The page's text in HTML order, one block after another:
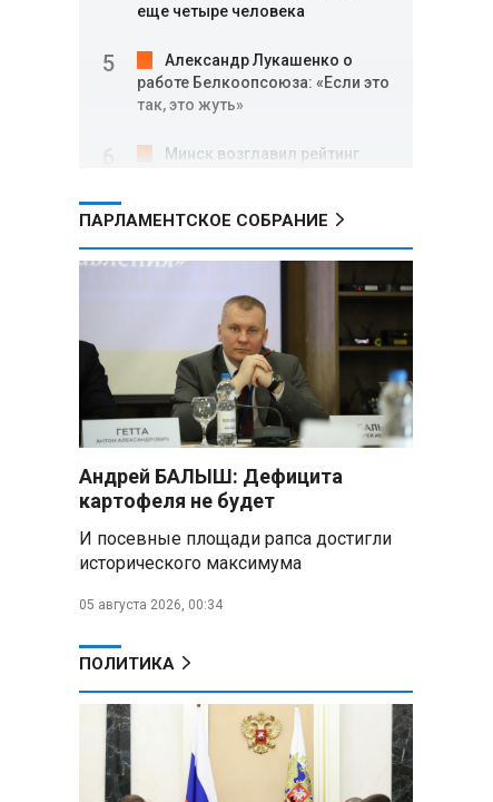
еще четыре человека
Александр Лукашенко о
работе Белкоопсоюза: «Если это
так, это жуть»
Минск возглавил рейтинг
Минобороны РФ: при
освобождении Анискино ВСУ
понесли большие потери, часть
военных сдалась в плен
Александр Лукашенко:
Россияне «услышали батьку» и
скупают пустующие дома в
белорусских деревнях
Алесандр Лукашенко назвал
работу сельской торговли
возмутился «просрочкой и
тухлятиной»
Владимир Путин обсудил с
меры по защите инфраструктуры
Минобороны РФ: «Искандер»
уничтожил эшелон с техникой
ВСУ в Днепропетровской
ПАРЛАМЕНТСКОЕ СОБРАНИЕ
Андрей БАЛЫШ: Дефицита
картофеля не будет
И посевные площади рапса достигли
исторического максимума
05 августа 2026, 00:34
ПОЛИТИКА